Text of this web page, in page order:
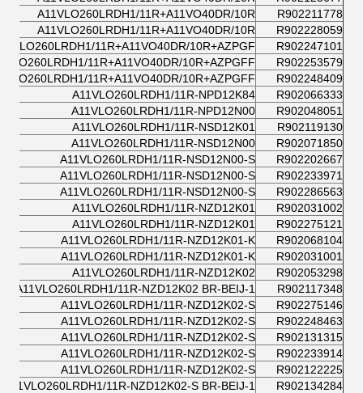
R902211778
A11VLO260LRDH1/11R+A11VO40DR/10R
R902228059
A11VLO260LRDH1/11R+A11VO40DR/10R
R902247101
11R+A11VO40DR/10R+AZPGF
R902253579
11R+A11VO40DR/10R+AZPGFF
R902248409
11R+A11VO40DR/10R+AZPGFF
R902066333
A11VLO260LRDH1/11R-NPD12K84
R902048051
A11VLO260LRDH1/11R-NPD12N00
R902119130
A11VLO260LRDH1/11R-NSD12K01
R902071850
A11VLO260LRDH1/11R-NSD12N00
R902202667
A11VLO260LRDH1/11R-NSD12N00-S
R902233971
A11VLO260LRDH1/11R-NSD12N00-S
R902286563
A11VLO260LRDH1/11R-NSD12N00-S
R902031002
A11VLO260LRDH1/11R-NZD12K01
R902275121
A11VLO260LRDH1/11R-NZD12K01
R902068104
A11VLO260LRDH1/11R-NZD12K01-K
R902031001
A11VLO260LRDH1/11R-NZD12K01-K
R902053298
A11VLO260LRDH1/11R-NZD12K02
R902117348
A11VLO260LRDH1/11R-NZD12K02 BR-BEIJ-1
R902275146
A11VLO260LRDH1/11R-NZD12K02-S
R902248463
A11VLO260LRDH1/11R-NZD12K02-S
R902131315
A11VLO260LRDH1/11R-NZD12K02-S
R902233914
A11VLO260LRDH1/11R-NZD12K02-S
R902122225
A11VLO260LRDH1/11R-NZD12K02-S
R902134284
A11VLO260LRDH1/11R-NZD12K02-S BR-BEIJ-1